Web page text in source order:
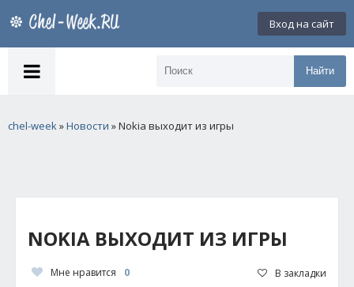
Вход на сайт
Найти
chel-week»Новости » Nokia выходит из игры
NOKIA ВЫХОДИТ ИЗ ИГРЫ
Мне нравится 0 В закладки